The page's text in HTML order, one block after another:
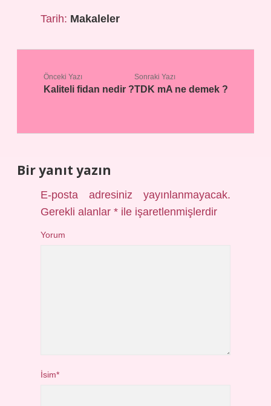
Tarih: Makaleler
Önceki Yazı
Kaliteli fidan nedir ?
Sonraki Yazı
TDK mA ne demek ?
Bir yanıt yazın
E-posta adresiniz yayınlanmayacak.
Gerekli alanlar* ile işaretlenmişlerdir
Yorum
İsim*